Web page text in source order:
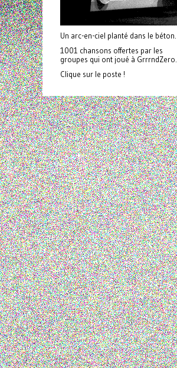
Un arc-en-ciel planté dans le béton.
1001 chansons offertes par les
groupes qui ont joué à GrrrndZero.
Clique sur le poste !